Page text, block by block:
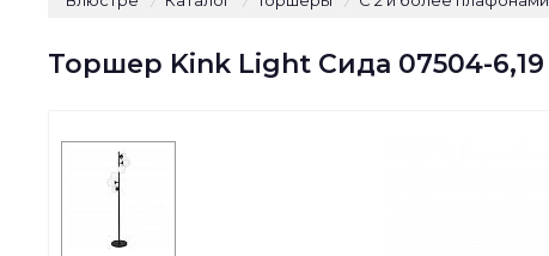
Торшер Kink Light Сида 07504-6,19